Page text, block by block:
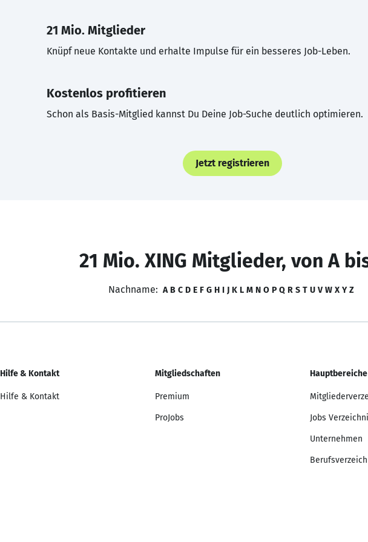
21 Mio. Mitglieder
Knüpf neue Kontakte und erhalte Impulse für ein besseres Job-Leben.
Kostenlos profitieren
Schon als Basis-Mitglied kannst Du Deine Job-Suche deutlich optimieren.
Jetzt registrieren
21 Mio. XING Mitglieder, von A
Nachname: A B C D E F G H I J K L M N O P Q R S T U V W X Y Z
Hilfe & Kontakt
Hilfe & Kontakt
Mitgliedschaften
Premium
ProJobs
Hauptbereiche
Jobs
Unternehmen